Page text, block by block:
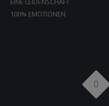
100% EMOTIONEN